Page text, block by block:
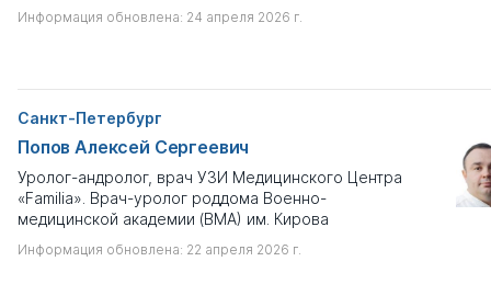
Информация обновлена: 24 апреля 2026 г.
Санкт-Петербург
Попов Алексей Сергеевич
Уролог-андролог, врач УЗИ Медицинского Центра
«Familia». Врач-уролог роддома Военно-
медицинской академии (ВМА) им. Кирова
Информация обновлена: 22 апреля 2026 г.